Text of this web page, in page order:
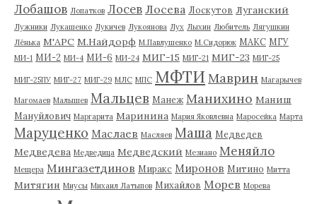
Лобашов Лопатков Лосев Лосева Лоскутов Луганский
Лужники Лукашенко Лукичев Лукоянова Лух Лыхин Любитель Лягушкин
Лёнька М'АРС М.Найдорф М.Павлушенко М.Сидорюк МАКС МГУ
МИ-1 МИ-2 МИ-4 МИ-6 МИ-24 МИГ-15 МИГ-21 МИГ-23 МИГ-25
МИГ-25ПУ МИГ-27 МИГ-29 МЛС МПС МФТИ Маврин Магарычев
Магомаев Малышев Мальцев Манеж Манихино Маниш
Мануйлович Маргарита Маринина Мария Яковлевна Маросейка Марта
Маруценко Маслаев Масляев Маша Медведев
Медведева Медведица Медведский Мезиано Меняйло
Мещера Мингазетдинов Миракс Миронов Митино Митта
Митягин Миусы Михаил Латыпов Михайлов Морев Морева